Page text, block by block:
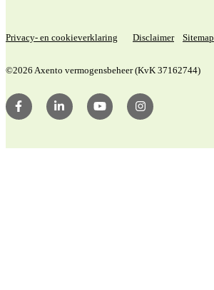
Privacy- en cookieverklaring Disclaimer Sitemap
©2026 Axento vermogensbeheer (KvK 37162744)